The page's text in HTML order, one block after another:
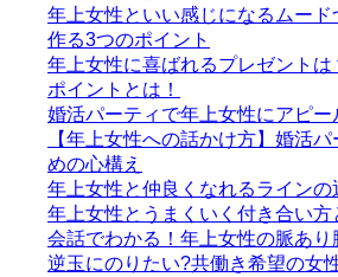
年上女性といい感じになるムー
作る3つのポイント
年上女性に喜ばれるプレゼント
ポイントとは！
婚活パーティで年上女性にアピ
【年上女性への話かけ方】婚活
めの心構え
年上女性と仲良くなれるラインの
年上女性とうまくいく付き合い方
会話でわかる！年上女性の脈あり
逆玉にのりたい?共働き希望の女